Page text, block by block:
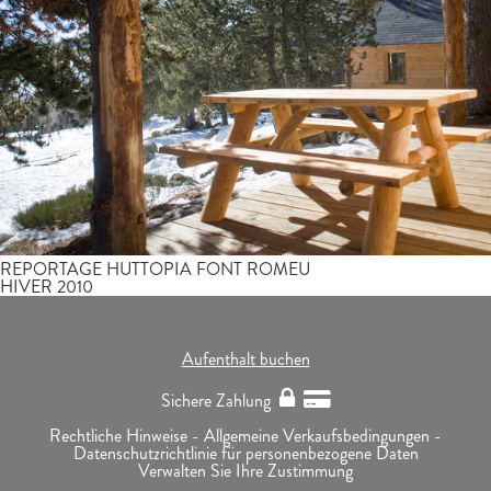
REPORTAGE HUTTOPIA FONT ROMEU
HIVER 2010
Aufenthalt buchen
Sichere Zahlung
Rechtliche Hinweise - Allgemeine Verkaufsbedingungen -
Datenschutzrichtlinie für personenbezogene Daten
Verwalten Sie Ihre Zustimmung